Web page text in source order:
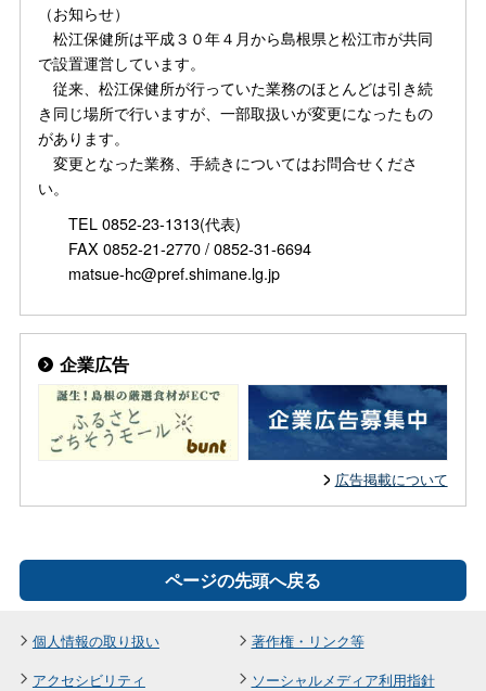
（お知らせ）
松江保健所は平成３０年４月から島根県と松江市が共同
で設置運営しています。
従来、松江保健所が行っていた業務のほとんどは引き続
き同じ場所で行いますが、一部取扱いが変更になったもの
があります。
変更となった業務、手続きについてはお問合せくださ
い。
TEL 0852-23-1313(代表)
FAX 0852-21-2770 / 0852-31-6694
matsue-hc@pref.shimane.lg.jp
企業広告
広告掲載について
ページの先頭へ戻る
個人情報の取り扱い
著作権・リンク等
アクセシビリティ
ソーシャルメディア利用指針